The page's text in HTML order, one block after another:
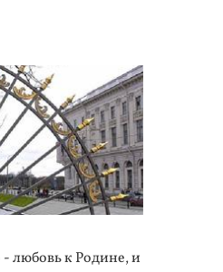
- любовь к Родине, и